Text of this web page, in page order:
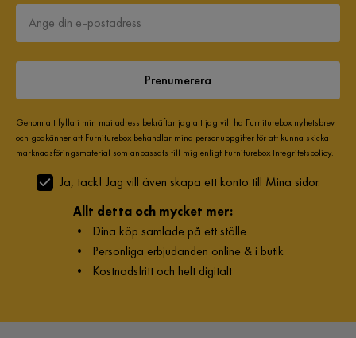
Prenumerera
Genom att fylla i min mailadress bekräftar jag att jag vill ha Furniturebox nyhetsbrev
och godkänner att Furniturebox behandlar mina personuppgifter för att kunna skicka
marknadsföringsmaterial som anpassats till mig enligt Furniturebox Integritetspolicy.
Ja, tack! Jag vill även skapa ett konto till Mina sidor.
Allt detta och mycket mer:
• Dina köp samlade på ett ställe
• Personliga erbjudanden online & i butik
• Kostnadsfritt och helt digitalt